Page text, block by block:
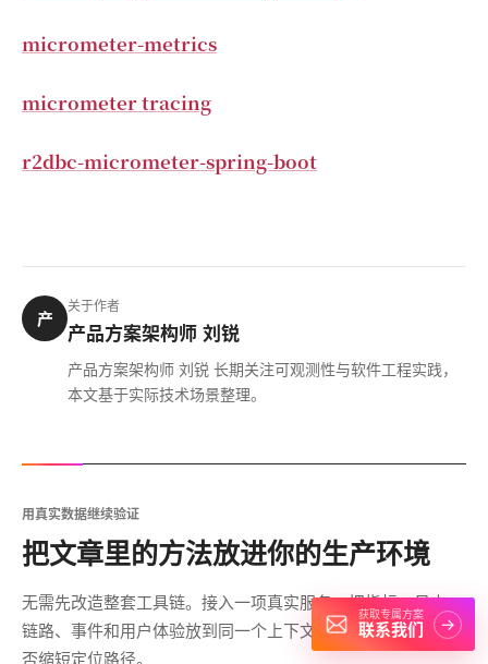
micrometer-metrics
micrometer tracing
r2dbc-micrometer-spring-boot
产
关于作者
产品方案架构师 刘锐
产品方案架构师 刘锐 长期关注可观测性与软件工程实践，
本文基于实际技术场景整理。
用真实数据继续验证
把文章里的方法放进你的生产环境
无需先改造整套工具链。接入一项真实服务，把指标、日志、
链路、事件和用户体验放到同一个上下文里，验证这套方法能
否缩短定位路径。
获取专属方案
联系我们 →